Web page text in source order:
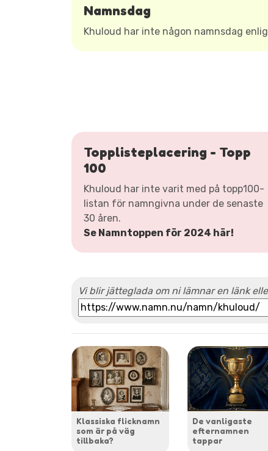
Namnsdag
Khuloud har inte någon namnsdag
Topplisteplacering - Topp
100
Khuloud har inte varit med på topp100-
listan för namngivna under de senaste
30 åren.
Se Namntoppen för 2024 här!
Vi blir jätteglada om ni lämnar en länk
Klassiska flicknamn
som är på väg
tillbaka?
De vanligaste
efternamnen
tappar